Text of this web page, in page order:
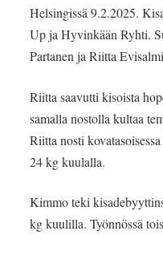
Helsingissä 9.2.2025.
Up ja Hyvinkään Ryhti.
Partanen ja Riitta
Riitta saavutti kisoista
samalla nostolla kultaa
Riitta nosti
24 kg kuulalla.
Kimmo teki
kg kuulilla. Työnnössä